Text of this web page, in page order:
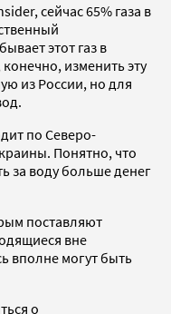
cейчас 65% газа в
этот газ в
изменить эту
из России, но для
по Северо-
Понятно, что
за воду больше денег
поставляют
вне
вполне могут быть
о